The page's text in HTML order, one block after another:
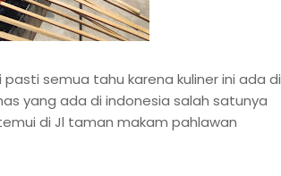
pasti semua tahu karena kuliner ini ada di
yang ada di indonesia salah satunya
di Jl taman makam pahlawan